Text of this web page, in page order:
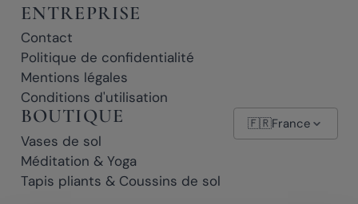
ENTREPRISE
Contact
Politique de confidentialité
Mentions légales
Conditions d'utilisation
BOUTIQUE
Vases de sol
Méditation & Yoga
Tapis pliants & Coussins de sol
🇫🇷France